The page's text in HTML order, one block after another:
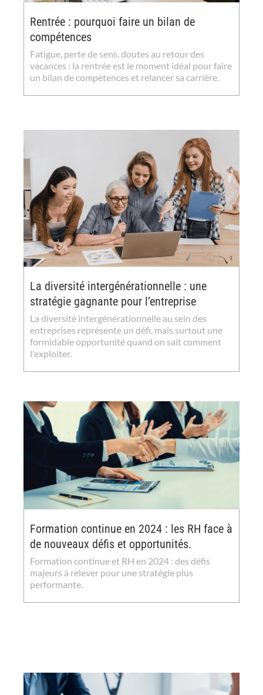
Rentrée : pourquoi faire un bilan de
compétences
Fatigue, perte de sens, doutes au retour des
vacances : la rentrée est le moment idéal pour faire
un bilan de compétences et relancer sa carrière.
La diversité intergénérationnelle : une
stratégie gagnante pour l’entreprise
La diversité intergénérationnelle au sein des
entreprises représente un défi, mais surtout une
formidable opportunité quand on sait comment
l'exploiter.
Formation continue en 2024 : les RH face à
de nouveaux défis et opportunités.
Formation continue et RH en 2024 : des défis
majeurs à relever pour une stratégie plus
performante.